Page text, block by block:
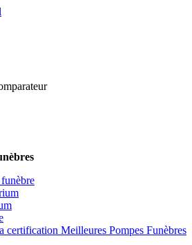
certification Meilleures Pompes Funèbres